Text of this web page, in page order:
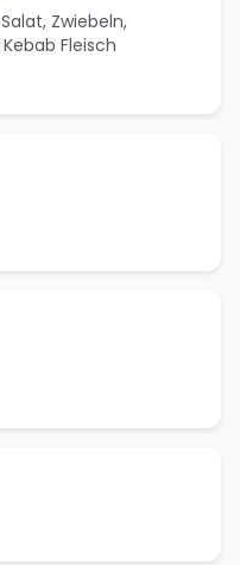
Zwiebeln,
Fleisch